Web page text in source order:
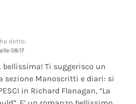
ha detto:
08:17
bellissima! Ti suggerisco un
sezione Manoscritti e diari: si
in Richard Flanagan, “La